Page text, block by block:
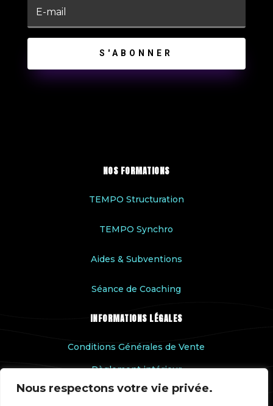
Nous respectons votre vie privée.
S'ABONNER
NOS FORMATIONS
TEMPO Structuration
TEMPO Synchro
Aides & Subventions
Séance de Coaching
INFORMATIONS LÉGALES
Conditions Générales de Vente
Règlement intérieur
Accessibilité handicap